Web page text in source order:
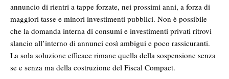
annuncio di rientri a tappe forzate, nei prossimi anni, a forza di
maggiori tasse e minori investimenti pubblici. Non è possibile
che la domanda interna di consumi e investimenti privati ritrovi
slancio all’interno di annunci così ambigui e poco rassicuranti.
La sola soluzione efficace rimane quella della sospensione senza
se e senza ma della costruzione del Fiscal Compact.